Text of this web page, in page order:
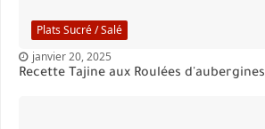
Plats Sucré / Salé
janvier 20, 2025
Recette Tajine aux Roulées d'aubergines